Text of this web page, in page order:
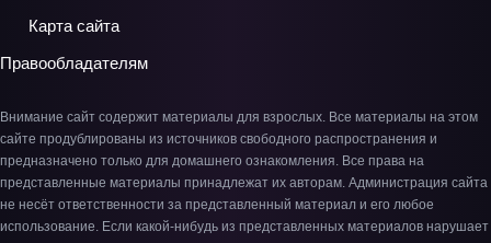
Карта сайта
Правообладателям
Внимание сайт содержит материалы для взрослых. Все материалы на этом
сайте продублированы из источников свободного распространения и
предназначено только для домашнего ознакомления. Все права на
представленные материалы принадлежат их авторам. Администрация сайта
не несёт ответственности за представленный материал и его любое
использование. Если какой-нибудь из представленных материалов нарушает